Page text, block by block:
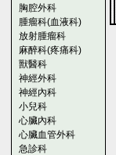
胸腔外科
腫瘤科(血液科)
放射腫瘤科
麻醉科(疼痛科)
獸醫科
神經外科
神經內科
小兒科
心臟內科
心臟血管外科
急診科